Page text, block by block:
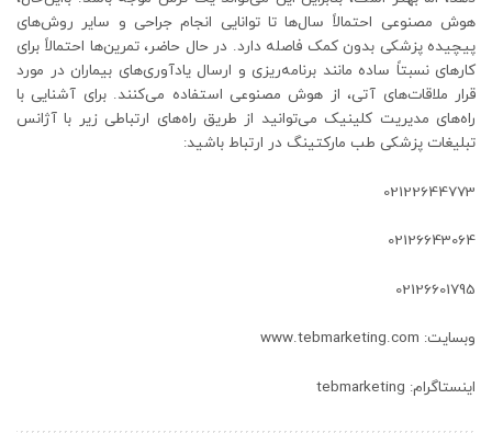
هوش مصنوعی احتمالاً سال‌ها تا توانایی انجام جراحی و سایر روش‌های
پیچیده پزشکی بدون کمک فاصله دارد. در حال حاضر، تمرین‌ها احتمالاً برای
کارهای نسبتاً ساده مانند برنامه‌ریزی و ارسال یادآوری‌های بیماران در مورد
قرار ملاقات‌های آتی، از هوش مصنوعی استفاده می‌کنند. برای آشنایی با
راه‌های مدیریت کلینیک می‌توانید از طریق راه‌های ارتباطی زیر با آژانس
تبلیغات پزشکی طب مارکتینگ در ارتباط باشید:
02122644773
02126643064
02126601795
وبسایت: www.tebmarketing.com
اینستاگرام: tebmarketing